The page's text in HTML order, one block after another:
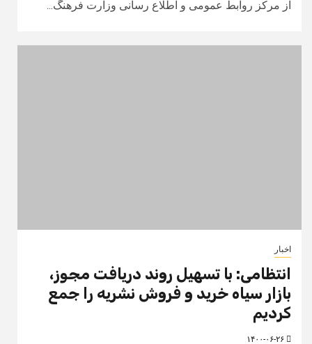
از مرکز روابط عمومی و اطلاع رسانی وزارت فرهنگ...
اخبار
انتظامی: با تسهیل روند دریافت مجوز،
بازار سیاه خرید و فروش نشریه را جمع
کردیم